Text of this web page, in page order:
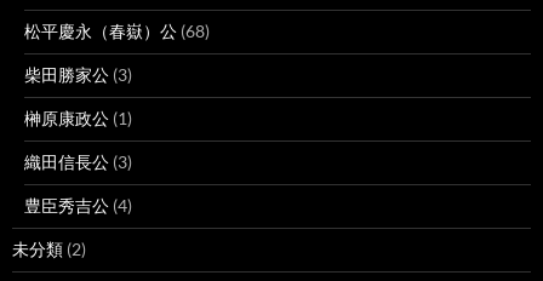
松平慶永（春嶽）公 (68)
柴田勝家公 (3)
榊原康政公 (1)
織田信長公 (3)
豊臣秀吉公 (4)
未分類 (2)